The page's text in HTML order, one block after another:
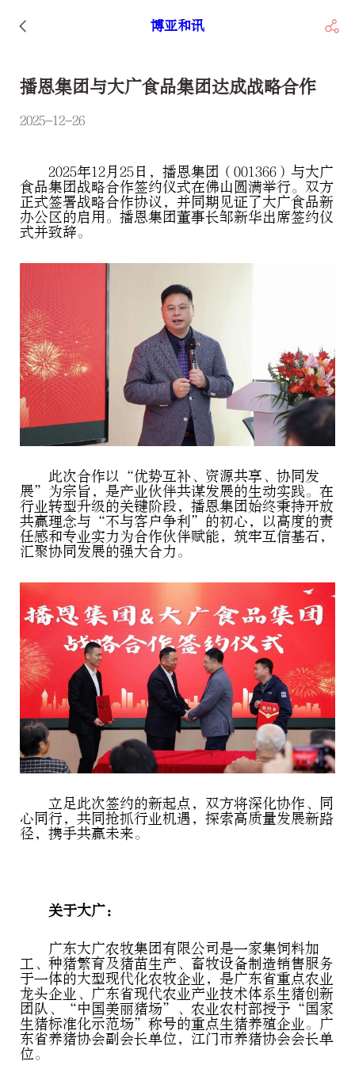
博亚和讯
播恩集团与大广食品集团达成战略合作
2025-12-26
2025年12月25日，播恩集团（001366）与大广
食品集团战略合作签约仪式在佛山圆满举行。双方
正式签署战略合作协议，并同期见证了大广食品新
办公区的启用。播恩集团董事长邹新华出席签约仪
式并致辞。
此次合作以“优势互补、资源共享、协同发
展”为宗旨，是产业伙伴共谋发展的生动实践。在
行业转型升级的关键阶段，播恩集团始终秉持开放
共赢理念与“不与客户争利”的初心，以高度的责
任感和专业实力为合作伙伴赋能，筑牢互信基石，
汇聚协同发展的强大合力。
立足此次签约的新起点，双方将深化协作、同
心同行，共同抢抓行业机遇，探索高质量发展新路
径，携手共赢未来。
关于大广：
广东大广农牧集团有限公司是一家集饲料加
工、种猪繁育及猪苗生产、畜牧设备制造销售服务
于一体的大型现代化农牧企业，是广东省重点农业
龙头企业、广东省现代农业产业技术体系生猪创新
团队、“中国美丽猪场”、农业农村部授予“国家
生猪标准化示范场”称号的重点生猪养殖企业。广
东省养猪协会副会长单位，江门市养猪协会会长单
位。